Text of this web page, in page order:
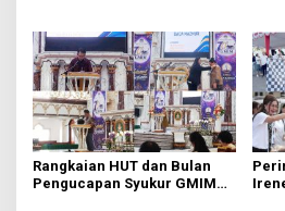
Rangkaian HUT dan Bulan
Pengucapan Syukur GMIM